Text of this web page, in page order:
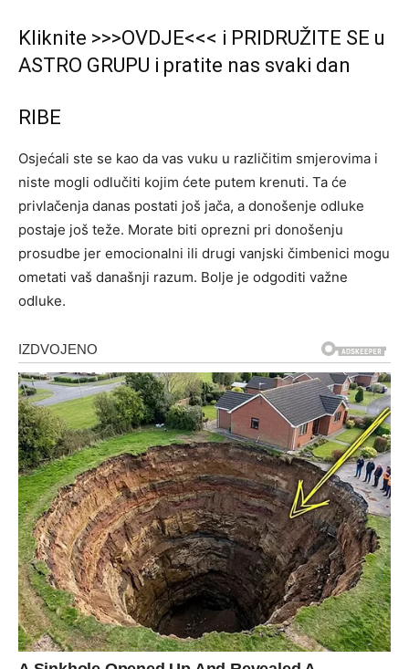
Kliknite >>>OVDJE<<< i PRIDRUŽITE SE u
ASTRO GRUPU i pratite nas svaki dan
RIBE
Osjećali ste se kao da vas vuku u različitim smjerovima i
niste mogli odlučiti kojim ćete putem krenuti. Ta će
privlačenja danas postati još jača, a donošenje odluke
postaje još teže. Morate biti oprezni pri donošenju
prosudbe jer emocionalni ili drugi vanjski čimbenici mogu
ometati vaš današnji razum. Bolje je odgoditi važne
odluke.